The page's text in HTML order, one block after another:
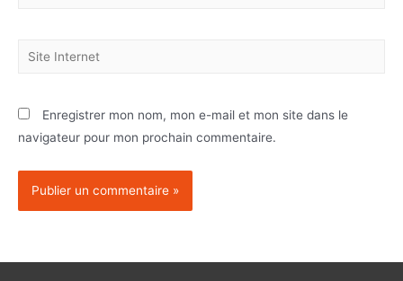
Enregistrer mon nom, mon e-mail et mon site dans le
navigateur pour mon prochain commentaire.